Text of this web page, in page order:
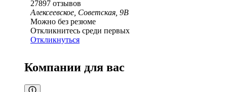
27897 отзывов
Алексеевское, Советская, 9В
Можно без резюме
Откликнитесь среди первых
Откликнуться
Компании для вас